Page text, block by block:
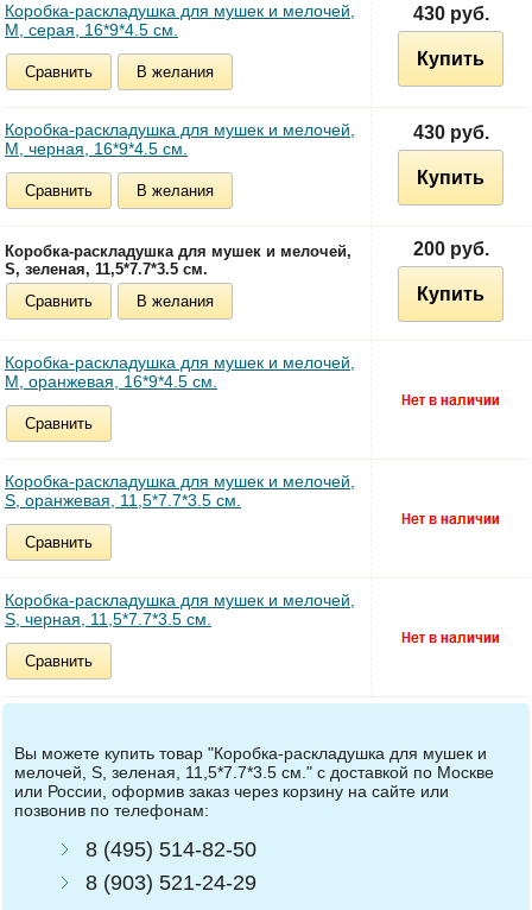
Коробка-раскладушка для мушек и мелочей,
M, серая, 16*9*4.5 см.
Сравнить В желания
430 руб.
Купить
Коробка-раскладушка для мушек и мелочей,
M, черная, 16*9*4.5 см.
Сравнить В желания
430 руб.
Купить
Коробка-раскладушка для мушек и мелочей,
S, зеленая, 11,5*7.7*3.5 см.
Сравнить
В желания
200 руб.
Купить
Коробка-раскладушка для мушек и мелочей,
M, оранжевая, 16*9*4.5 см.
Сравнить
Коробка-раскладушка для мушек и мелочей,
S, оранжевая, 11,5*7.7*3.5 см.
Сравнить
Коробка-раскладушка для мушек и мелочей,
S, черная, 11,5*7.7*3.5 см.
Сравнить
Вы можете купить товар "Коробка-раскладушка для мушек и
мелочей, S, зеленая, 11,5*7.7*3.5 см." с доставкой по Москве
или России, оформив заказ через корзину на сайте или
позвонив по телефонам:
8 (495) 514-82-50
8 (903) 521-24-29